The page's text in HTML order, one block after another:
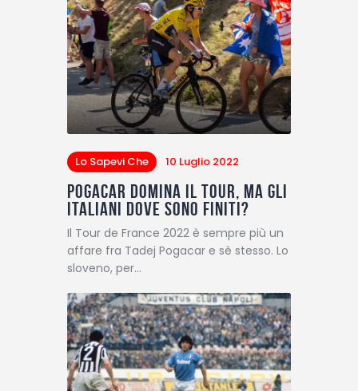
Lo Sapevi Che 10 Luglio 2022
Pogacar domina il Tour, ma gli
italiani dove sono finiti?
Il Tour de France 2022 è sempre più un
affare fra Tadej Pogacar e sè stesso. Lo
sloveno, per…